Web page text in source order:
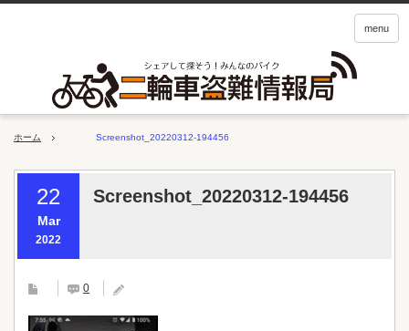
menu
ホーム Screenshot_20220312-194456
22
Mar
2022
Screenshot_20220312-194456
0